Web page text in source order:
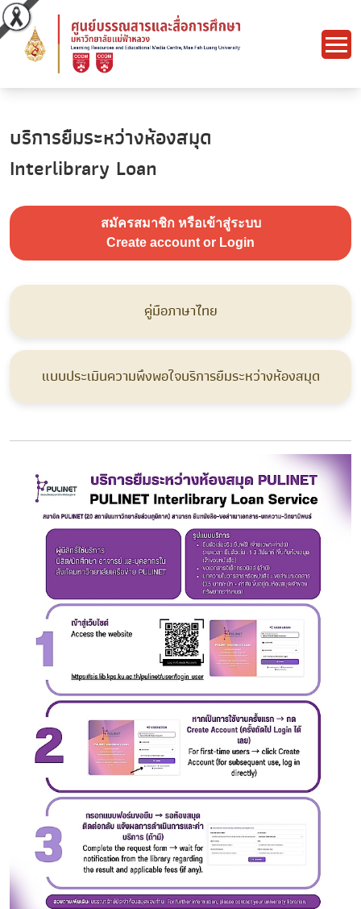
บริการยืมระหว่างห้องสมุด
Interlibrary Loan
สมัครสมาชิก หรือเข้าสู่ระบบ
Create account or Login
คู่มือภาษาไทย
แบบประเมินความพึงพอใจบริการยืมระหว่างห้องสมุด